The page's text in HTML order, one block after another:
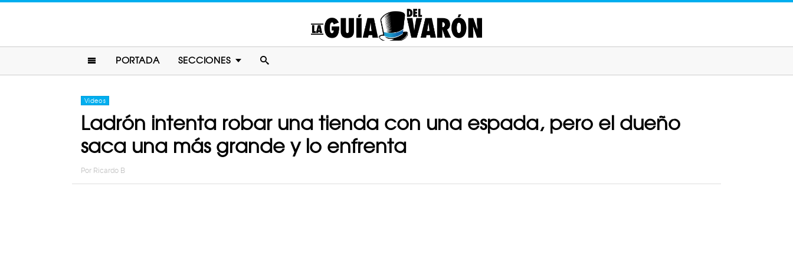
PORTADA SECCIONES
Videos
Ladrón intenta robar una tienda con una espada, pero el dueño
saca una más grande y lo enfrenta
Por Ricardo B